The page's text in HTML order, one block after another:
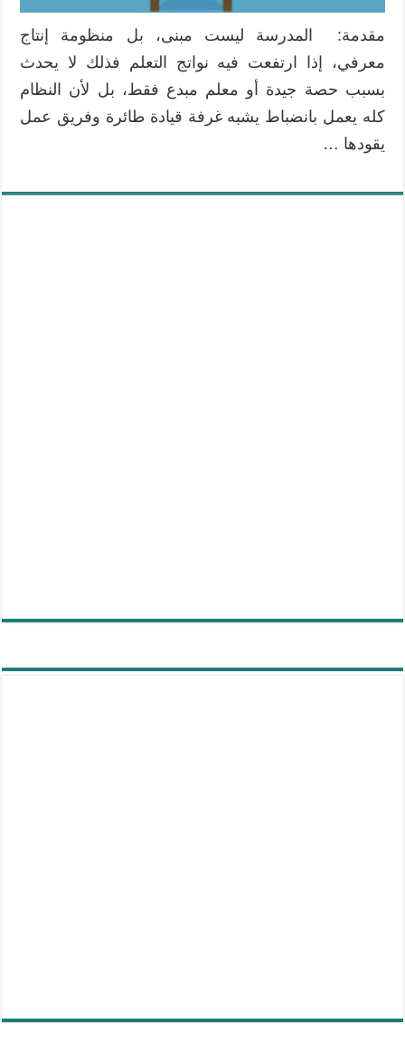
مقدمة: المدرسة ليست مبنى، بل منظومة إنتاج
معرفي، إذا ارتفعت فيه نواتج التعلم فذلك لا يحدث
بسبب حصة جيدة أو معلم مبدع فقط، بل لأن النظام
كله يعمل بانضباط يشبه غرفة قيادة طائرة وفريق عمل
يقودها …